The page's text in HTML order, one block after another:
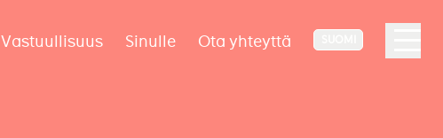
Vastuullisuus Sinulle Ota yhteyttä